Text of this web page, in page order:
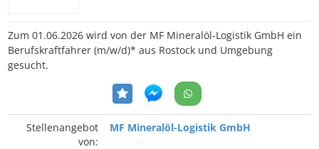
Zum 01.06.2026 wird von der MF Mineralöl-Logistik GmbH ein
Berufskraftfahrer (m/w/d)* aus Rostock und Umgebung
gesucht.
Stellenangebot
von:
MF Mineralöl-Logistik GmbH